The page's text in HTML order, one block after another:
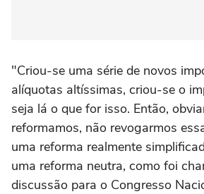
"Criou-se uma série de novos
alíquotas altíssimas, criou-se o
seja lá o que for isso. Então,
reformamos, não revogarmos
uma reforma realmente
uma reforma neutra, como foi
discussão para o Congresso